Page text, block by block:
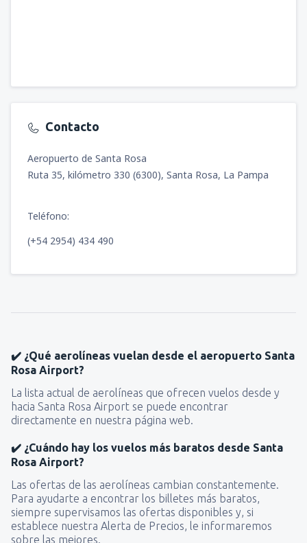
Contacto
Aeropuerto de Santa Rosa
Ruta 35, kilómetro 330 (6300), Santa Rosa, La Pampa
Teléfono:
(+54 2954) 434 490
✔️ ¿Qué aerolíneas vuelan desde el aeropuerto Santa
Rosa Airport?
La lista actual de aerolíneas que ofrecen vuelos desde y
hacia Santa Rosa Airport se puede encontrar
directamente en nuestra página web.
✔️ ¿Cuándo hay los vuelos más baratos desde Santa
Rosa Airport?
Las ofertas de las aerolíneas cambian constantemente.
Para ayudarte a encontrar los billetes más baratos,
siempre supervisamos las ofertas disponibles y, si
establece nuestra Alerta de Precios, le informaremos
sobre las mejores.